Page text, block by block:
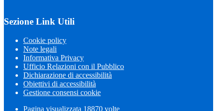
Sezione Link Utili
Cookie policy
Note legali
Informativa Privacy
Ufficio Relazioni con il Pubblico
Dichiarazione di accessibilità
Obiettivi di accessibilità
Gestione consensi cookie
Pagina visualizzata 18870 volte